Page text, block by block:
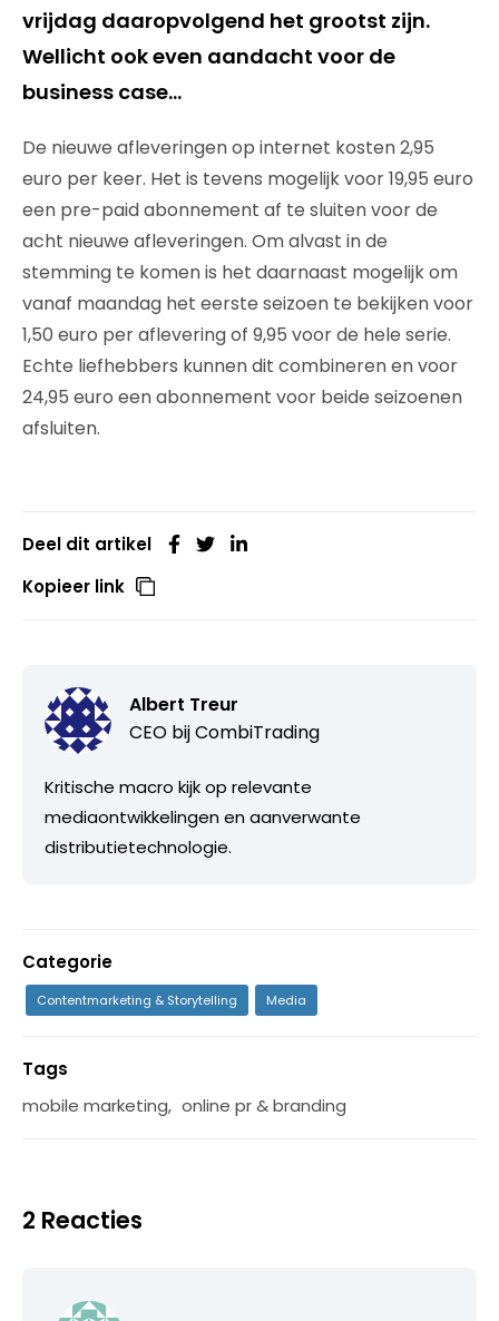
vrijdag daaropvolgend het grootst zijn.
Wellicht ook even aandacht voor de
business case…
De nieuwe afleveringen op internet kosten 2,95
euro per keer. Het is tevens mogelijk voor 19,95 euro
een pre-paid abonnement af te sluiten voor de
acht nieuwe afleveringen. Om alvast in de
stemming te komen is het daarnaast mogelijk om
vanaf maandag het eerste seizoen te bekijken voor
1,50 euro per aflevering of 9,95 voor de hele serie.
Echte liefhebbers kunnen dit combineren en voor
24,95 euro een abonnement voor beide seizoenen
afsluiten.
Deel dit artikel
Kopieer link
Albert Treur
CEO bijCombiTrading
Kritische macro kijk op relevante
mediaontwikkelingen en aanverwante
distributietechnologie.
Categorie
Contentmarketing & Storytelling Media
Tags
mobile marketing, online pr & branding
2 Reacties